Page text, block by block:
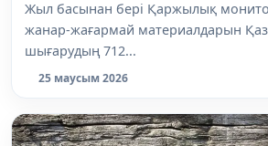
Жыл басынан бері Қаржылық
жанар-жағармай материалдарын
шығарудың 712...
25 маусым 2026